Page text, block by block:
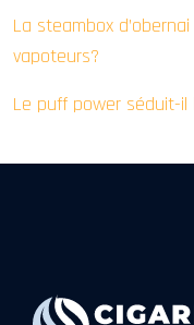
La steambox
vapoteurs?
Le puff power séduit-